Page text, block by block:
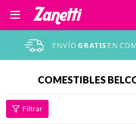

COMESTIBLES